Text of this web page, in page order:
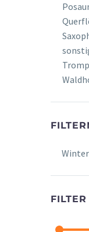
Winter